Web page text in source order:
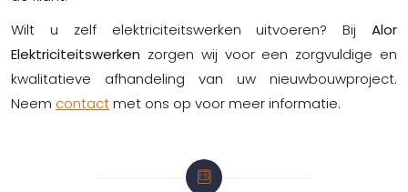
Wilt u zelf elektriciteitswerken uitvoeren? Bij Alor
Elektriciteitswerken zorgen wij voor een zorgvuldige en
kwalitatieve afhandeling van uw nieuwbouwproject.
Neem contactmet ons op voor meer informatie.